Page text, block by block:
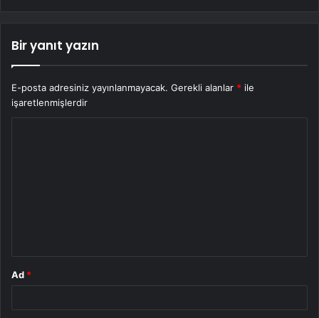
Bir yanıt yazın
E-posta adresiniz yayınlanmayacak. Gerekli alanlar * ile
işaretlenmişlerdir
Ad *